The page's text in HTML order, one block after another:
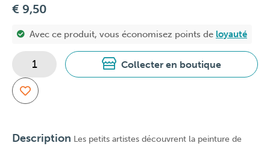
€ 9,50
Avec ce produit, vous économisez points de loyauté
Collecter en boutique
Description Les petits artistes découvrent la peinture de